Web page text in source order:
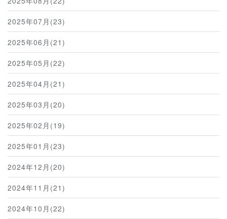
2025年07月(23)
2025年06月(21)
2025年05月(22)
2025年04月(21)
2025年03月(20)
2025年02月(19)
2025年01月(23)
2024年12月(20)
2024年11月(21)
2024年10月(22)